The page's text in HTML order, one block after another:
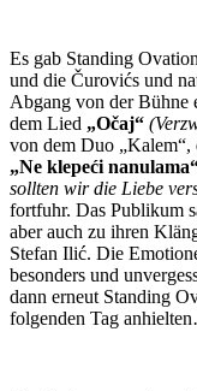
Es gab Standing
und die Čurovićs und
Abgang von der Bühne
dem Lied „Očaj“
von dem Duo
„Ne klepeći
sollten wir die Liebe
fortfuhr. Das Publikum
aber auch zu ihren
Stefan Ilić. Die
besonders und
dann erneut Standing
folgenden Tag